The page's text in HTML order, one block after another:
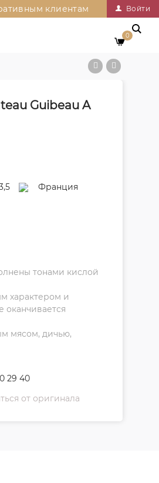
Войти
клиентам
0
Guibeau A
Франция
тонами кислой
характером и
оканчивается
мясом, дичью,
29 40
от оригинала